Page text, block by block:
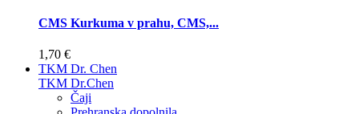
CMS Kurkuma v prahu, CMS,...
1,70 €
TKM Dr. Chen
TKM Dr.Chen
Čaji